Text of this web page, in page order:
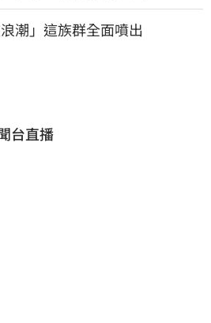
潮」這族群全面噴出
台直播